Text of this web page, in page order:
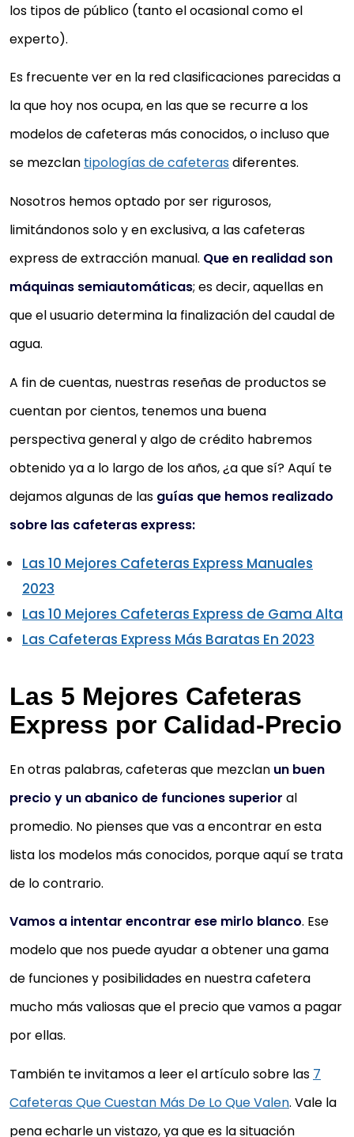
los tipos de público (tanto el ocasional como el
experto).
Es frecuente ver en la red clasificaciones parecidas a
la que hoy nos ocupa, en las que se recurre a los
modelos de cafeteras más conocidos, o incluso que
se mezclan tipologías de cafeterasdiferentes.
Nosotros hemos optado por ser rigurosos,
limitándonos solo y en exclusiva, a las cafeteras
express de extracción manual. Que en realidad son
máquinas semiautomáticas; es decir, aquellas en
que el usuario determina la finalización del caudal de
agua.
A fin de cuentas, nuestras reseñas de productos se
cuentan por cientos, tenemos una buena
perspectiva general y algo de crédito habremos
obtenido ya a lo largo de los años, ¿a que sí? Aquí te
dejamos algunas de las guías que hemos realizado
sobre las cafeteras express:
Las 10 Mejores Cafeteras Express Manuales
2023
Las 10 Mejores Cafeteras Express de Gama Alta
Las Cafeteras Express Más Baratas En 2023
Las 5 Mejores Cafeteras
Express por Calidad-Precio
En otras palabras, cafeteras que mezclan un buen
precio y un abanico de funciones superior al
promedio. No pienses que vas a encontrar en esta
lista los modelos más conocidos, porque aquí se trata
de lo contrario.
Vamos a intentar encontrar ese mirlo blanco. Ese
modelo que nos puede ayudar a obtener una gama
de funciones y posibilidades en nuestra cafetera
mucho más valiosas que el precio que vamos a pagar
por ellas.
También te invitamos a leer el artículo sobre las 7
Cafeteras Que Cuestan Más De Lo Que Valen. Vale la
pena echarle un vistazo, ya que es la situación